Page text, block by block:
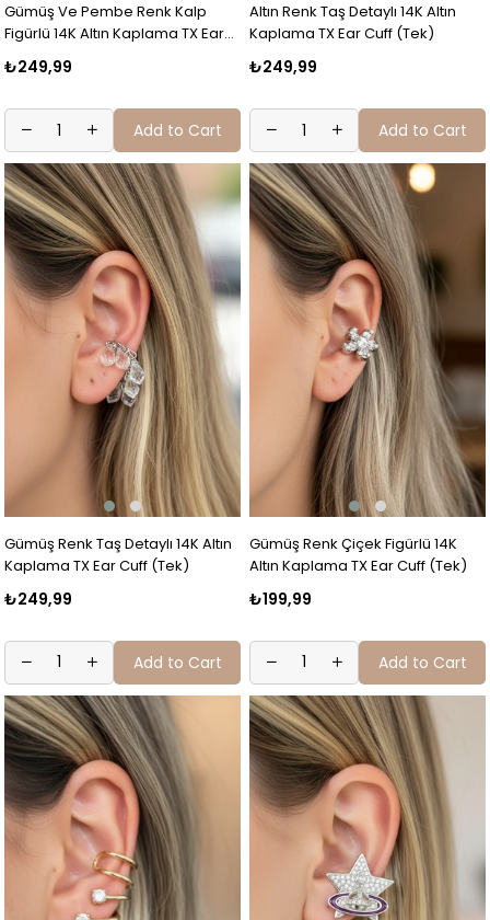
Gümüş Ve Pembe Renk Kalp
Figürlü 14K Altın Kaplama TX Ear
Cuff (Tek)
₺249,99
Add to Cart
Altın Renk Taş Detaylı 14K Altın
Kaplama TX Ear Cuff (Tek)
₺249,99
Add to Cart
Gümüş Renk Taş Detaylı 14K Altın
Kaplama TX Ear Cuff (Tek)
₺249,99
Add to Cart
Gümüş Renk Çiçek Figürlü 14K
Altın Kaplama TX Ear Cuff (Tek)
₺199,99
Add to Cart